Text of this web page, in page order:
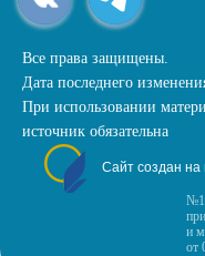
Все права защищены.
Дата последнего
При использовании
источник обязательна
Сайт создан
и
от